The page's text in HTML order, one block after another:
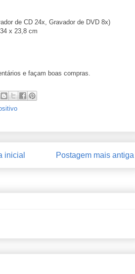
de CD 24x, Gravador de DVD 8x)
x 23,8 cm
e façam boas compras.
Postagem mais antiga
inicial